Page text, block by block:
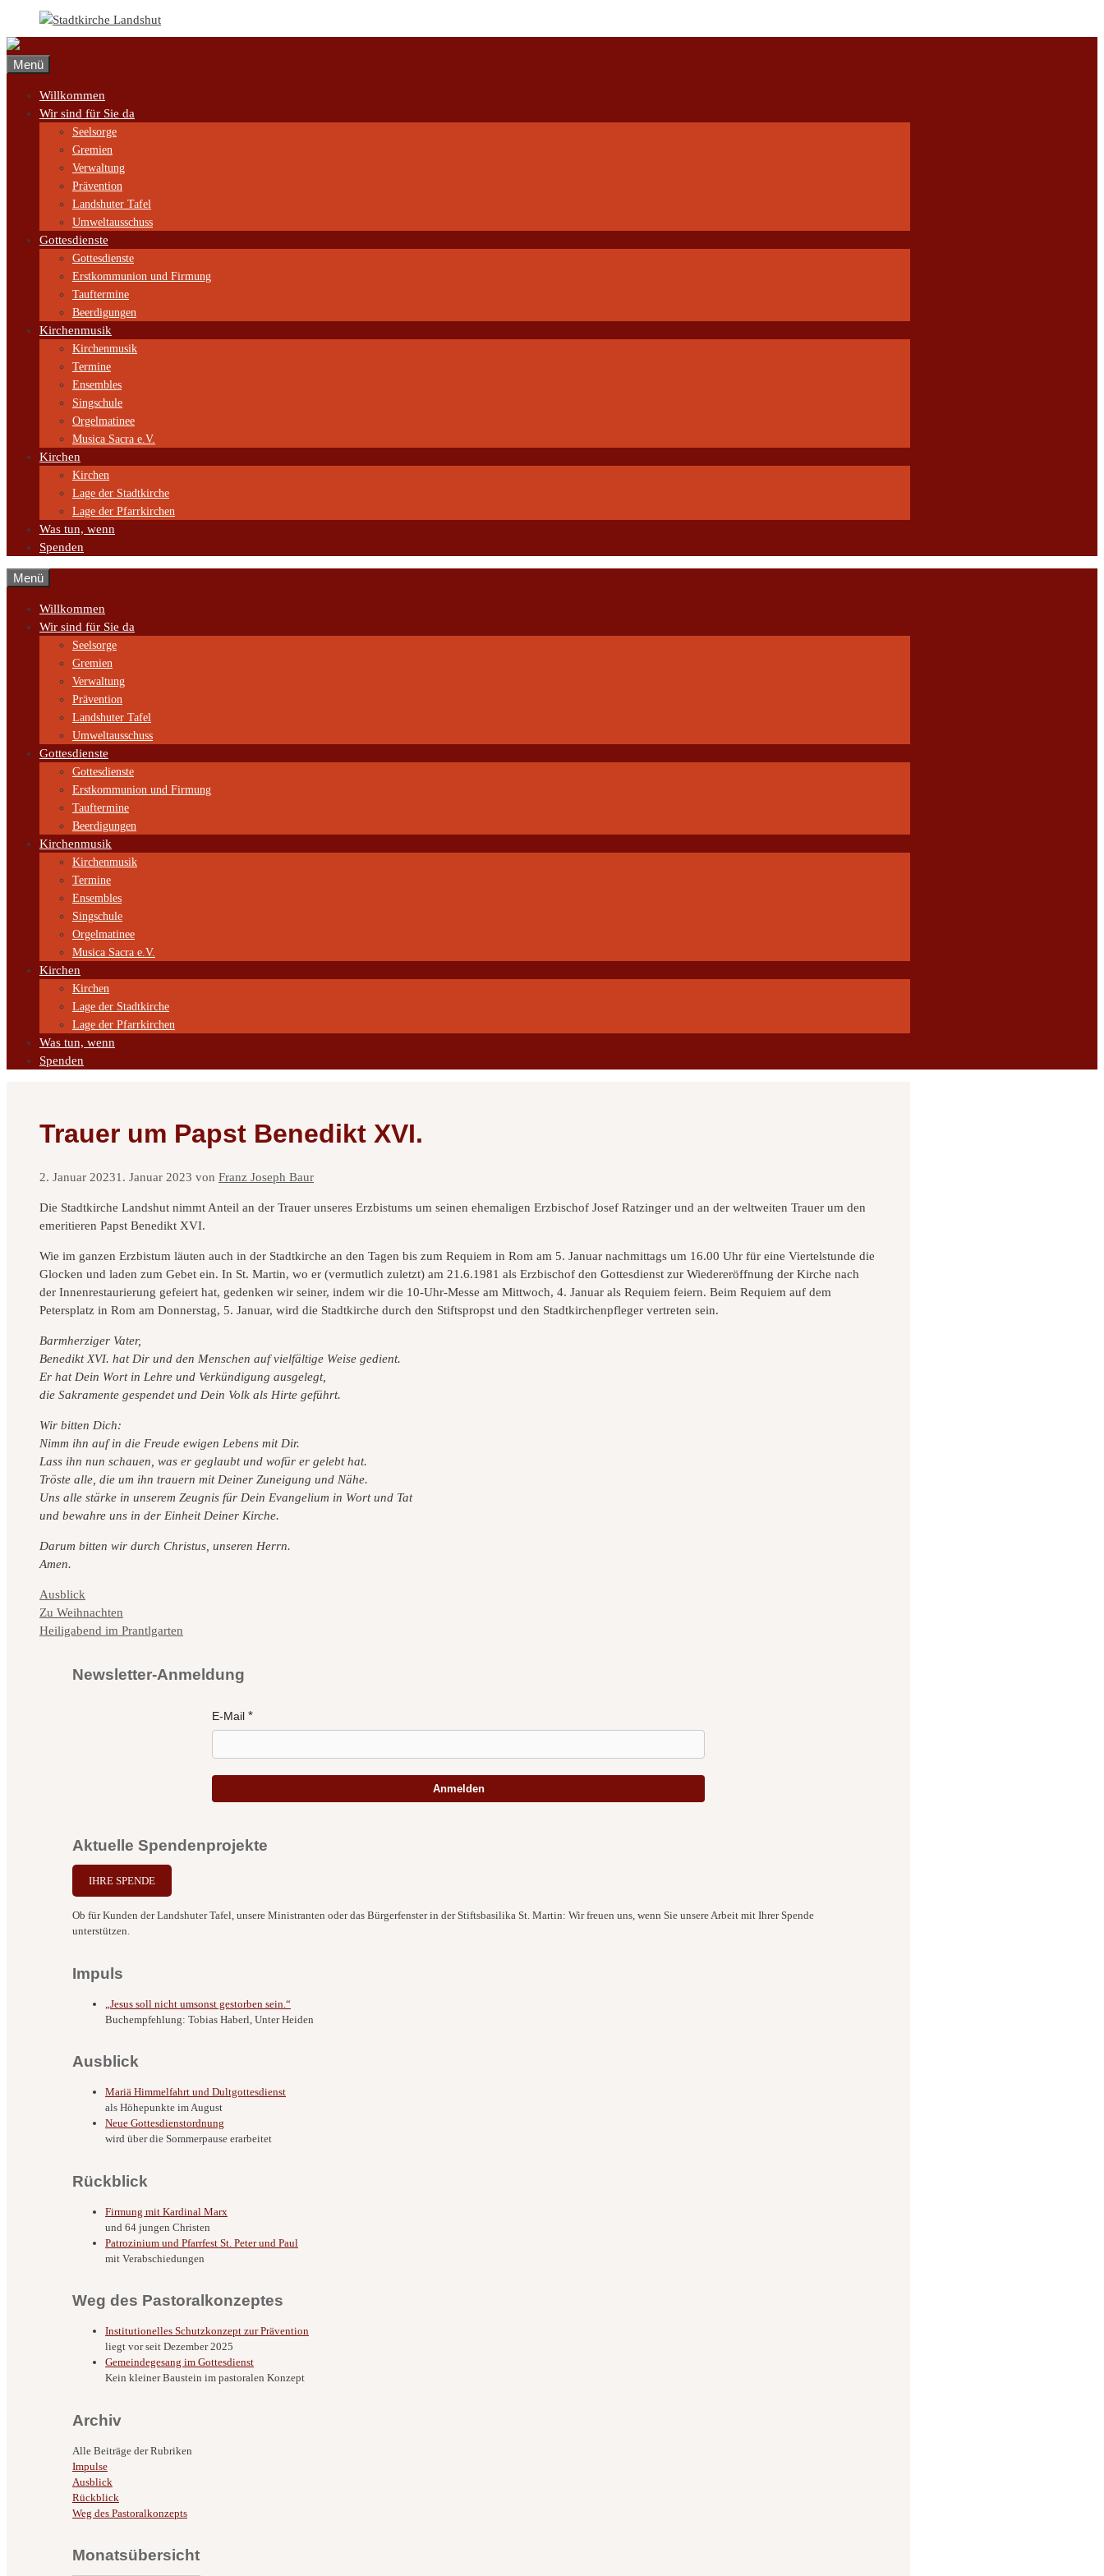
springen
Menü
Willkommen
Wir sind für Sie da
Seelsorge
Gremien
Verwaltung
Prävention
Landshuter Tafel
Umweltausschuss
Gottesdienste
Gottesdienste
Erstkommunion und Firmung
Tauftermine
Beerdigungen
Kirchenmusik
Kirchenmusik
Termine
Ensembles
Singschule
Orgelmatinee
Musica Sacra e.V.
Kirchen
Kirchen
Lage der Stadtkirche
Lage der Pfarrkirchen
Was tun, wenn
Spenden
Menü
Willkommen
Wir sind für Sie da
Seelsorge
Gremien
Verwaltung
Prävention
Landshuter Tafel
Umweltausschuss
Gottesdienste
Gottesdienste
Erstkommunion und Firmung
Tauftermine
Beerdigungen
Kirchenmusik
Kirchenmusik
Termine
Ensembles
Singschule
Orgelmatinee
Musica Sacra e.V.
Kirchen
Kirchen
Lage der Stadtkirche
Lage der Pfarrkirchen
Was tun, wenn
Spenden
Trauer um Papst Benedikt XVI.
2. Januar 20231. Januar 2023 von Franz Joseph Baur
Die Stadtkirche Landshut nimmt Anteil an der Trauer unseres Erzbistums um seinen ehemaligen Erzbischof Josef Ratzinger und an der weltweiten Trauer um den
emeritieren Papst Benedikt XVI.
Wie im ganzen Erzbistum läuten auch in der Stadtkirche an den Tagen bis zum Requiem in Rom am 5. Januar nachmittags um 16.00 Uhr für eine Viertelstunde die
Glocken und laden zum Gebet ein. In St. Martin, wo er (vermutlich zuletzt) am 21.6.1981 als Erzbischof den Gottesdienst zur Wiedereröffnung der Kirche nach
der Innenrestaurierung gefeiert hat, gedenken wir seiner, indem wir die 10-Uhr-Messe am Mittwoch, 4. Januar als Requiem feiern. Beim Requiem auf dem
Petersplatz in Rom am Donnerstag, 5. Januar, wird die Stadtkirche durch den Stiftspropst und den Stadtkirchenpfleger vertreten sein.
Barmherziger Vater,
Benedikt XVI. hat Dir und den Menschen auf vielfältige Weise gedient.
Er hat Dein Wort in Lehre und Verkündigung ausgelegt,
die Sakramente gespendet und Dein Volk als Hirte geführt.
Wir bitten Dich:
Nimm ihn auf in die Freude ewigen Lebens mit Dir.
Lass ihn nun schauen, was er geglaubt und wofür er gelebt hat.
Tröste alle, die um ihn trauern mit Deiner Zuneigung und Nähe.
Uns alle stärke in unserem Zeugnis für Dein Evangelium in Wort und Tat
und bewahre uns in der Einheit Deiner Kirche.
Darum bitten wir durch Christus, unseren Herrn.
Amen.
Kategorien
Ausblick
Zu Weihnachten
Heiligabend im Prantlgarten
Newsletter-Anmeldung
E-Mail
Anmelden
Aktuelle Spendenprojekte
IHRE SPENDE
Ob für Kunden der Landshuter Tafel, unsere Ministranten oder das Bürgerfenster in der Stiftsbasilika St. Martin: Wir freuen uns, wenn Sie unsere Arbeit mit Ihrer Spende
unterstützen.
Impuls
„Jesus soll nicht umsonst gestorben sein.“
Buchempfehlung: Tobias Haberl, Unter Heiden
Ausblick
Mariä Himmelfahrt und Dultgottesdienst
als Höhepunkte im August
Neue Gottesdienstordnung
wird über die Sommerpause erarbeitet
Rückblick
Firmung mit Kardinal Marx
und 64 jungen Christen
Patrozinium und Pfarrfest St. Peter und Paul
mit Verabschiedungen
Weg des Pastoralkonzeptes
Institutionelles Schutzkonzept zur Prävention
liegt vor seit Dezember 2025
Gemeindegesang im Gottesdienst
Kein kleiner Baustein im pastoralen Konzept
Archiv
Alle Beiträge der Rubriken
Impulse
Ausblick
Rückblick
Weg des Pastoralkonzepts
Monatsübersicht